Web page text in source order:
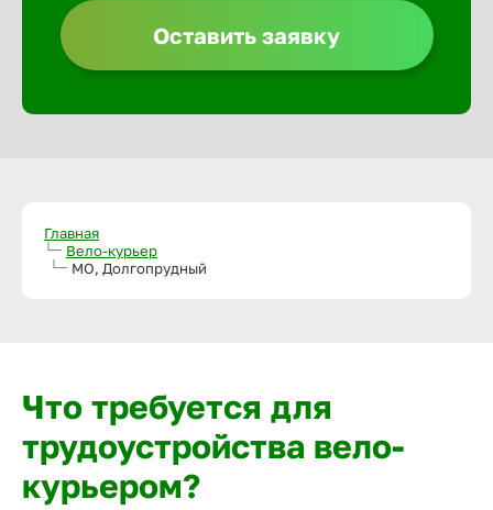
Оставить заявку
Главная
Вело-курьер
МО, Долгопрудный
Что требуется для
трудоустройства вело-
курьером?